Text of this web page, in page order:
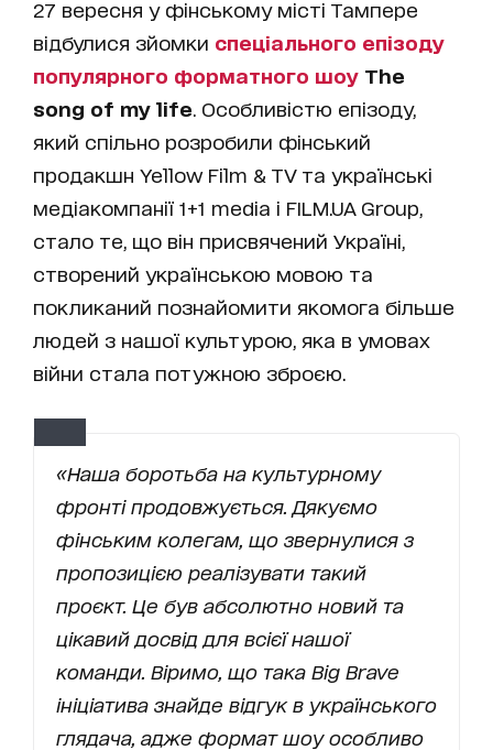
27 вересня у фінському місті Тампере
відбулися зйомки спеціального епізоду
популярного форматного шоу The
song of my life . Особливістю епізоду,
який спільно розробили фінський
продакшн Yellow Film & TV та українські
медіакомпанії 1+1 media і FILM.UA Group,
стало те, що він присвячений Україні,
створений українською мовою та
покликаний познайомити якомога більше
людей з нашої культурою, яка в умовах
війни стала потужною зброєю.
«Наша боротьба на культурному
фронті продовжується. Дякуємо
фінським колегам, що звернулися з
пропозицією реалізувати такий
проєкт. Це був абсолютно новий та
цікавий досвід для всієї нашої
команди. Віримо, що така Big Brave
ініціатива знайде відгук в українського
глядача, адже формат шоу особливо